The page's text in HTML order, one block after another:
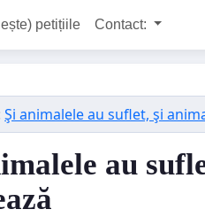
petițiile Contact:
Şi animalele au suflet, şi
au